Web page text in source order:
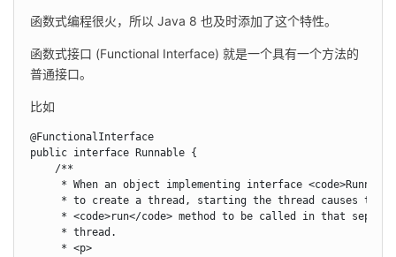
函数式编程很火，所以 Java 8 也及时添加了这个特性。
函数式接口 (Functional Interface) 就是一个具有一个方法的
普通接口。
比如
@FunctionalInterface
public interface Runnable {
    /**
* When an object implementing interface
* to create a thread, starting the thread causes the
* <code>run</code> method to be called in that
     * thread.
     * <p>